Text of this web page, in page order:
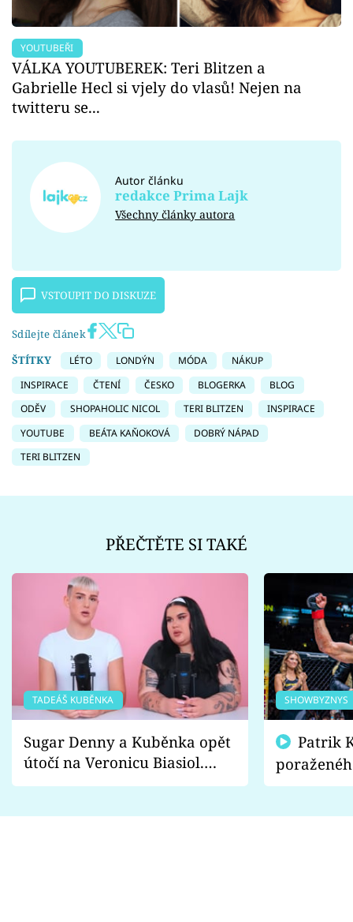
YOUTUBEŘI
VÁLKA YOUTUBEREK: Teri Blitzen a
Gabrielle Hecl si vjely do vlasů! Nejen na
twitteru se...
Autor článku
redakce Prima Lajk
Všechny články autora
VSTOUPIT DO DISKUZE
Sdílejte článek
ŠTÍTKY
LÉTO LONDÝN MÓDA
NÁKUP
INSPIRACE
ČTENÍ ČESKO BLOGERKA
BLOG
ODĚV
SHOPAHOLIC NICOL TERI BLITZEN
INSPIRACE
YOUTUBE
BEÁTA KAŇOKOVÁ
DOBRÝ NÁPAD
TERI BLITZEN
PŘEČTĚTE SI TAKÉ
TADEÁŠ KUBĚNKA
Sugar Denny a Kuběnka opět
útočí na Veronicu Biasiol.
Proč je podle nich falešná a
SHOWBYZNYS
fanoušci